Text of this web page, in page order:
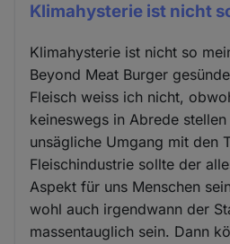
Klimahysterie ist nicht
Klimahysterie ist nicht so
Beyond Meat Burger
Fleisch weiss ich nicht,
keineswegs in Abrede
unsägliche Umgang mit den
Fleischindustrie sollte der
Aspekt für uns Menschen
wohl auch irgendwann der
massentauglich sein. Dann